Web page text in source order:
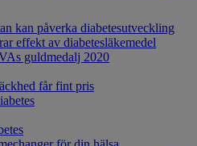
kan påverka diabetesutveckling
effekt av diabetesläkemedel
guldmedalj 2020
får fint pris